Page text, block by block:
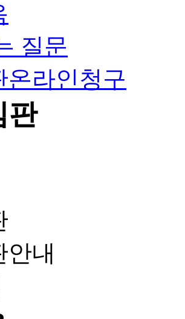
질문
온라인청구
안내